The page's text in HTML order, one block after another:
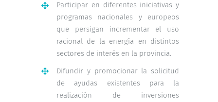
Participar en diferentes iniciativas y
programas nacionales y europeos
que persigan incrementar el uso
racional de la energía en distintos
sectores de interés en la provincia.
Difundir y promocionar la solicitud
de ayudas existentes para la
realización de inversiones